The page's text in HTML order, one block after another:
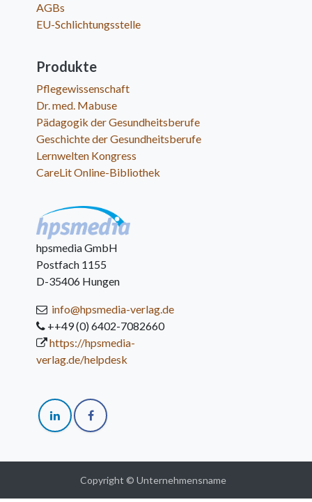
AGBs
EU-Schlichtungsstelle
Produkte
Pflegewissenschaft
Dr. med. Mabuse
Pädagogik der Gesundheitsberufe
Geschichte der Gesundheitsberufe
Lernwelten Kongress
CareLit Online-Bibliothek
hpsmedia GmbH
Postfach 1155
D-35406 Hungen
info@hpsmedia-verlag.de
++49 (0) 6402-7082660
https://hpsmedia-
verlag.de/helpdesk
Copyright © Unternehmensname